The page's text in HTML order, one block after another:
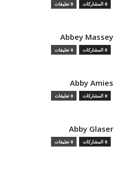
0 المشاركات 0 تعليقات
Abbey Massey
0 المشاركات 0 تعليقات
Abby Amies
0 المشاركات 0 تعليقات
Abby Glaser
0 المشاركات 0 تعليقات